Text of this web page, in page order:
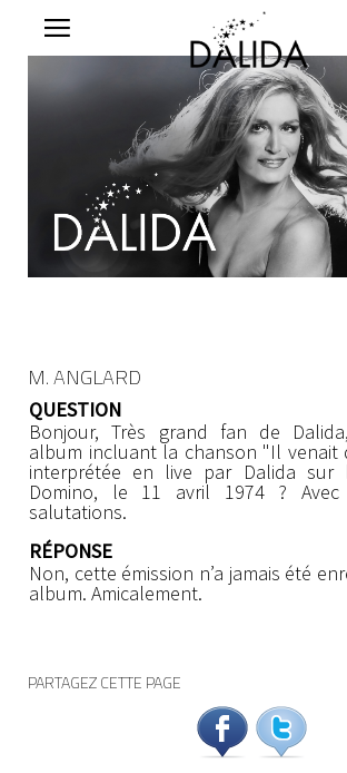
M. ANGLARD
QUESTION
Bonjour, Très grand fan de
album incluant la chanson "Il venait
interprétée en live par Dalida sur
Domino, le 11 avril 1974 ? Avec
salutations.
RÉPONSE
Non, cette émission n’a jamais été
album. Amicalement.
PARTAGEZ CETTE PAGE